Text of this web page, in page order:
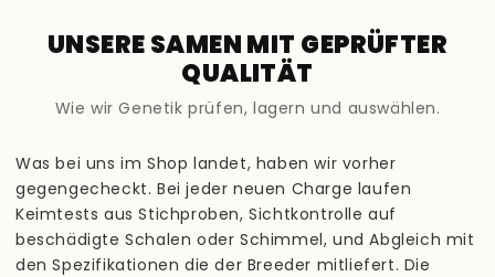
UNSERE SAMEN MIT GEPRÜFTER
QUALITÄT
Wie wir Genetik prüfen, lagern und auswählen.
Was bei uns im Shop landet, haben wir vorher
gegengecheckt. Bei jeder neuen Charge laufen
Keimtests aus Stichproben, Sichtkontrolle auf
beschädigte Schalen oder Schimmel, und Abgleich mit
den Spezifikationen die der Breeder mitliefert. Die